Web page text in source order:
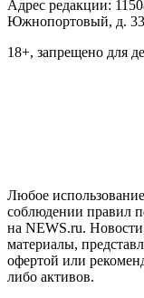
Адрес редакции:
Южнопортовый, д.
18+, запрещено для
Любое
соблюдении правил
на NEWS.ru.
материалы,
офертой или
либо активов.